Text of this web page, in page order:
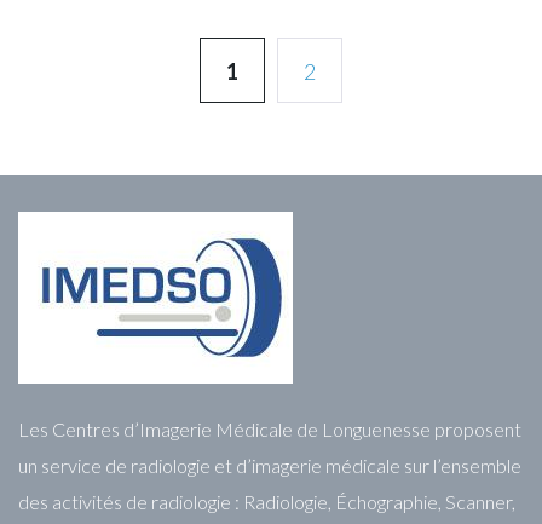
1 2
Les Centres d’Imagerie Médicale de Longuenesse proposent
un service de radiologie et d’imagerie médicale sur l’ensemble
des activités de radiologie : Radiologie, Échographie, Scanner,